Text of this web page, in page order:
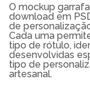
O mockup
download em
de
Cada uma
tipo de rótulo,
desenvolvidas
tipo de
artesanal.